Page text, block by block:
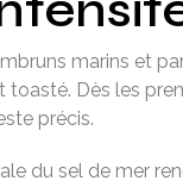
marins et
Dès les
précis.
du sel de mer